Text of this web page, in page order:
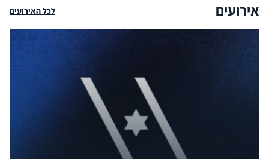
אירועים לכל האירועים